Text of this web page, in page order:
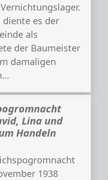
es der
als
der Baumeister
damaligen
Lina und
Handeln
1938